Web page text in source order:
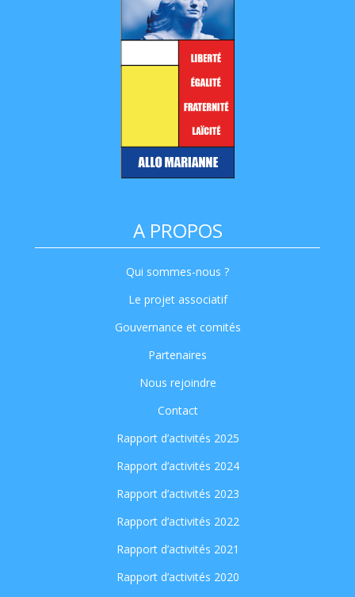
A PROPOS
Qui sommes-nous ?
Le projet associatif
Gouvernance et comités
Partenaires
Nous rejoindre
Contact
Rapport d’activités 2025
Rapport d’activités 2024
Rapport d’activités 2023
Rapport d’activités 2022
Rapport d’activités 2021
Rapport d’activités 2020